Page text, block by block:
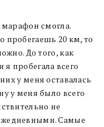
марафон смогла.
пробегаешь 20 км, то
До того, как
пробегала всего
у меня оставалась
у меня было всего
не
Самые